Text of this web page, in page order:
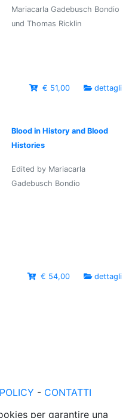
Mariacarla Gadebusch Bondio
und Thomas Ricklin
€ 51,00 dettagli
Blood in History and Blood
Histories
Edited by Mariacarla
Gadebusch Bondio
€ 54,00 dettagli
- CONTATTI
per garantire una